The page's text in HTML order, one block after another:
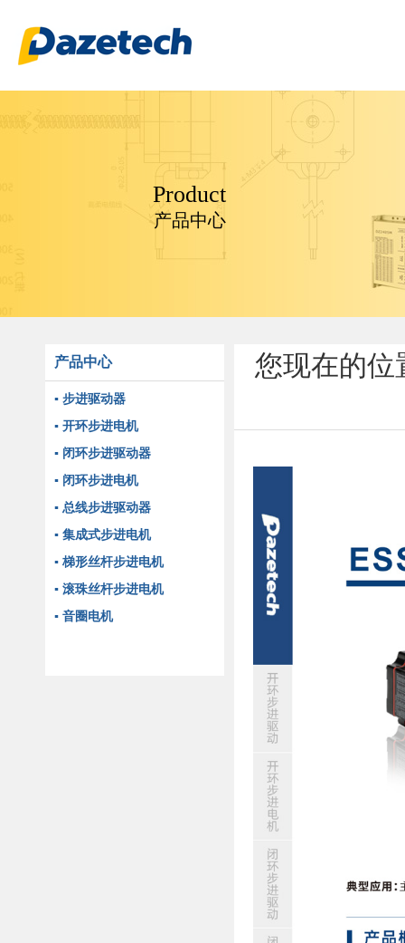
Product
产品中心
产品中心
▪ 步进驱动器
▪ 开环步进电机
▪ 闭环步进驱动器
▪ 闭环步进电机
▪ 总线步进驱动器
▪ 集成式步进电机
▪ 梯形丝杆步进电机
▪ 滚珠丝杆步进电机
▪ 音圈电机
您现在的位